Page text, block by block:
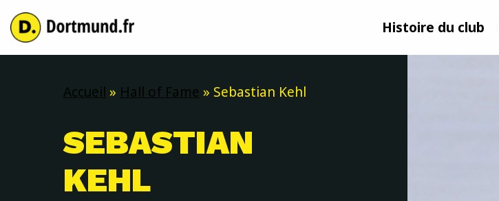
Aller
Histoire du club
Accueil » Hall of Fame » Sebastian Kehl
SEBASTIAN
KEHL